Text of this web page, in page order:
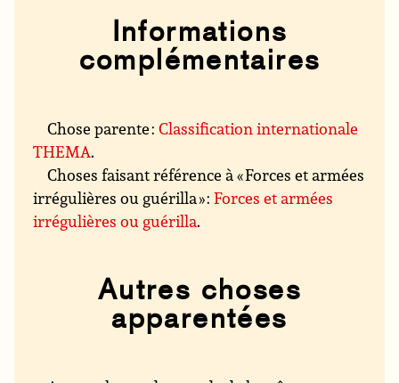
Informations
complémentaires
Chose parente :Classification internationale
THEMA.
Choses faisant référence à « Forces et armées
irrégulières ou guérilla » :Forces et armées
irrégulières ou guérilla.
Autres choses
apparentées